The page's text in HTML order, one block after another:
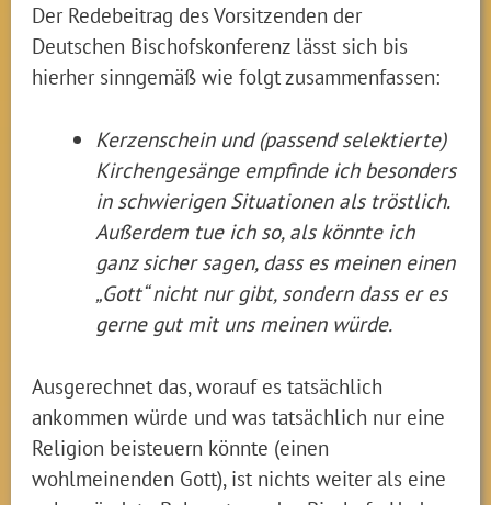
Der Redebeitrag des Vorsitzenden der
Deutschen Bischofskonferenz lässt sich bis
hierher sinngemäß wie folgt zusammenfassen:
Kerzenschein und (passend selektierte)
Kirchengesänge empfinde ich besonders
in schwierigen Situationen als tröstlich.
Außerdem tue ich so, als könnte ich
ganz sicher sagen, dass es meinen einen
„Gott“ nicht nur gibt, sondern dass er es
gerne gut mit uns meinen würde.
Ausgerechnet das, worauf es tatsächlich
ankommen würde und was tatsächlich nur eine
Religion beisteuern könnte (einen
wohlmeinenden Gott), ist nichts weiter als eine